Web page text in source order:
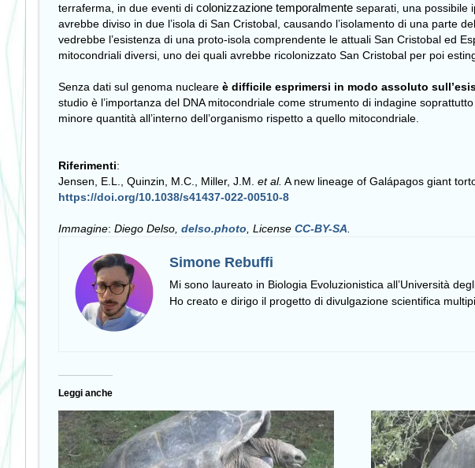
terraferma, in due eventi di colonizzazione temporalmente separati, una possibile
avrebbe diviso in due l’isola di San Cristobal, causando l’isolamento di una parte
vedrebbe l’esistenza di una proto-isola comprendente le attuali San Cristobal ed
mitocondriali diversi, uno dei quali avrebbe ricolonizzato San Cristobal per poi
Senza dati sul genoma nucleare è difficile esprimersi in modo assoluto
studio è l’importanza del DNA mitocondriale come strumento di indagine
minore quantità all’interno dell’organismo rispetto a quello mitocondriale.
Riferimenti:
Jensen, E.L., Quinzin, M.C., Miller, J.M. et al. A new lineage of Galápagos giant
https://doi.org/10.1038/s41437-022-00510-8
Immagine: Diego Delso, delso.photo , License CC-BY-SA
Simone Rebuffi
Mi sono laureato in Biologia Evoluzionistica all’Università
Ho creato e dirigo il progetto di divulgazione scientifica
Leggi anche